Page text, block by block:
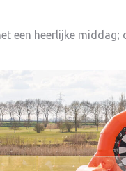
een heerlijke